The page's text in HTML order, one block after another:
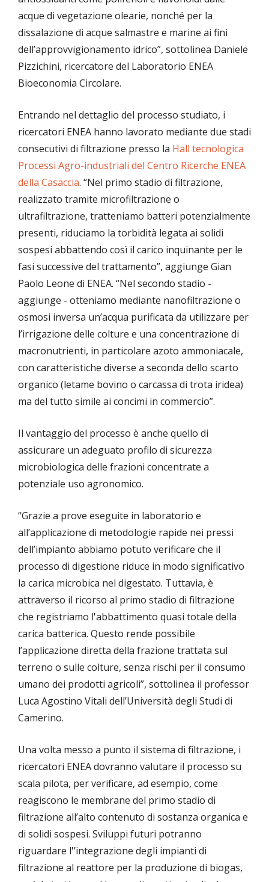
acque di vegetazione olearie, nonché per la
dissalazione di acque salmastre e marine ai fini
dell’approvvigionamento idrico”, sottolinea Daniele
Pizzichini, ricercatore del Laboratorio ENEA
Bioeconomia Circolare.
Entrando nel dettaglio del processo studiato, i
ricercatori ENEA hanno lavorato mediante due stadi
consecutivi di filtrazione presso la Hall tecnologica
Processi Agro-industriali del Centro Ricerche ENEA
della Casaccia. “Nel primo stadio di filtrazione,
realizzato tramite microfiltrazione o
ultrafiltrazione, tratteniamo batteri potenzialmente
presenti, riduciamo la torbidità legata ai solidi
sospesi abbattendo così il carico inquinante per le
fasi successive del trattamento”, aggiunge Gian
Paolo Leone di ENEA. “Nel secondo stadio -
aggiunge - otteniamo mediante nanofiltrazione o
osmosi inversa un’acqua purificata da utilizzare per
l’irrigazione delle colture e una concentrazione di
macronutrienti, in particolare azoto ammoniacale,
con caratteristiche diverse a seconda dello scarto
organico (letame bovino o carcassa di trota iridea)
ma del tutto simile ai concimi in commercio”.
Il vantaggio del processo è anche quello di
assicurare un adeguato profilo di sicurezza
microbiologica delle frazioni concentrate a
potenziale uso agronomico.
“Grazie a prove eseguite in laboratorio e
all’applicazione di metodologie rapide nei pressi
dell’impianto abbiamo potuto verificare che il
processo di digestione riduce in modo significativo
la carica microbica nel digestato. Tuttavia, è
attraverso il ricorso al primo stadio di filtrazione
che registriamo l'abbattimento quasi totale della
carica batterica. Questo rende possibile
l’applicazione diretta della frazione trattata sul
terreno o sulle colture, senza rischi per il consumo
umano dei prodotti agricoli”, sottolinea il professor
Luca Agostino Vitali dell’Università degli Studi di
Camerino.
Una volta messo a punto il sistema di filtrazione, i
ricercatori ENEA dovranno valutare il processo su
scala pilota, per verificare, ad esempio, come
reagiscono le membrane del primo stadio di
filtrazione all’alto contenuto di sostanza organica e
di solidi sospesi. Sviluppi futuri potranno
riguardare l'’integrazione degli impianti di
filtrazione al reattore per la produzione di biogas,